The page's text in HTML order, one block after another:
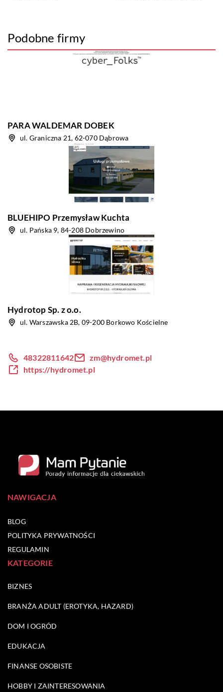
Podobne firmy
PARA WALDEMAR DOBEK
ul. Graniczna 21, 62-070 Dąbrowa
BLUEHIPO Przemysław Kuchta
ul. Pańska 9, 84-208 Dobrzewino
Hydrotop Sp. z o.o.
ul. Warszawska 2B, 09-200 Borkowo Kościelne
48322811642
zm@hydromet.pl
https://hydromet.pl
NAWIGACJA
BLOG
POLITYKA PRYWATNOŚCI
REGULAMIN
KATEGORIE
BIZNES
BRANŻA ADULT (EROTYKA, HAZARD)
DOM I OGRÓD
EDUKACJA
FINANSE OSOBISTE
HOBBY I ZAINTERESOWANIA